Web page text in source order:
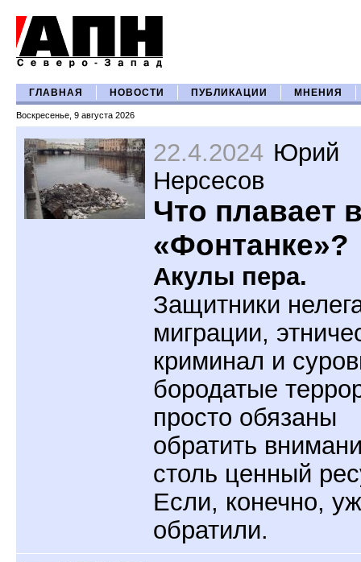
ГЛАВНАЯ НОВОСТИ ПУБЛИКАЦИИ МНЕНИЯ
Воскресенье, 9 августа 2026
22.4.2024 Юрий
Нерсесов
Что плавает
«Фонтанке»?
Акулы пера.
Защитники
миграции,
криминал и
бородатые
просто обязаны
обратить
столь ценный
Если, конечно,
обратили.